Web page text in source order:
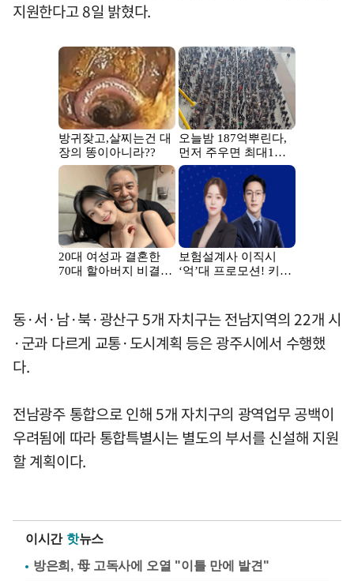
지원한다고 8일 밝혔다.
동·서·남·북·광산구 5개 자치구는 전남지역의 22개 시
·군과 다르게 교통·도시계획 등은 광주시에서 수행했
다.
전남광주 통합으로 인해 5개 자치구의 광역업무 공백이
우려됨에 따라 통합특별시는 별도의 부서를 신설해 지원
할 계획이다.
이시간 핫뉴스
방은희, 母 고독사에 오열 "이틀 만에 발견"